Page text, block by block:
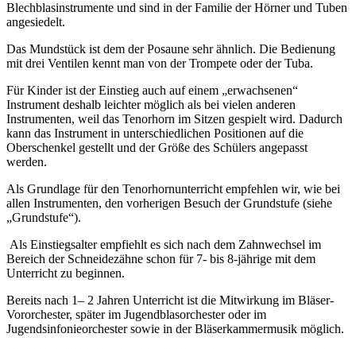
Blechblasinstrumente und sind in der Familie der Hörner und Tuben
angesiedelt.
Das Mundstück ist dem der Posaune sehr ähnlich. Die Bedienung
mit drei Ventilen kennt man von der Trompete oder der Tuba.
Für Kinder ist der Einstieg auch auf einem „erwachsenen“
Instrument deshalb leichter möglich als bei vielen anderen
Instrumenten, weil das Tenorhorn im Sitzen gespielt wird. Dadurch
kann das Instrument in unterschiedlichen Positionen auf die
Oberschenkel gestellt und der Größe des Schülers angepasst
werden.
Als Grundlage für den Tenorhornunterricht empfehlen wir, wie bei
allen Instrumenten, den vorherigen Besuch der Grundstufe (siehe
„Grundstufe“).
Als Einstiegsalter empfiehlt es sich nach dem Zahnwechsel im
Bereich der Schneidezähne schon für 7- bis 8-jährige mit dem
Unterricht zu beginnen.
Bereits nach 1– 2 Jahren Unterricht ist die Mitwirkung im Bläser-
Vororchester, später im Jugendblasorchester oder im
Jugendsinfonieorchester sowie in der Bläserkammermusik möglich.